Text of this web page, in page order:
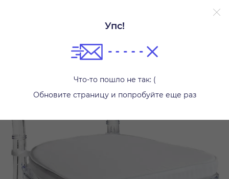
Упс!
Что-то пошло не так: (
Обновите страницу и попробуйте еще раз